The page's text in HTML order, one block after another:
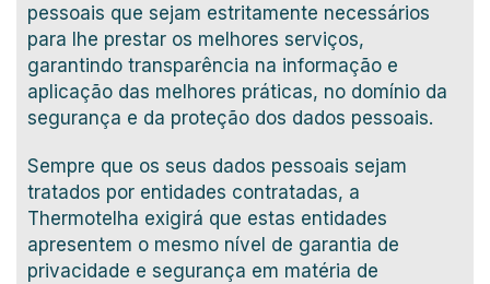
pessoais que sejam estritamente necessários
para lhe prestar os melhores serviços,
garantindo transparência na informação e
aplicação das melhores práticas, no domínio da
segurança e da proteção dos dados pessoais.
Sempre que os seus dados pessoais sejam
tratados por entidades contratadas, a
Thermotelha exigirá que estas entidades
apresentem o mesmo nível de garantia de
privacidade e segurança em matéria de